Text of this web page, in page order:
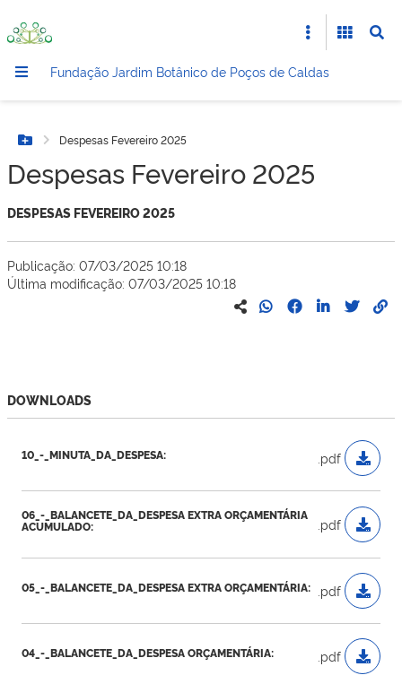
Fundação Jardim Botânico de Poços de Caldas
Botão Menu
Despesas Fevereiro 2025
Despesas Fevereiro 2025
DESPESAS FEVEREIRO 2025
Publicação: 07/03/2025 10:18
Última modificação: 07/03/2025 10:18
DOWNLOADS
10_-_MINUTA_DA_DESPESA: .pdf
06_-_BALANCETE_DA_DESPESA EXTRA ORÇAMENTÁRIA
ACUMULADO:
.pdf
05_-_BALANCETE_DA_DESPESA EXTRA ORÇAMENTÁRIA: .pdf
04_-_BALANCETE_DA_DESPESA ORÇAMENTÁRIA: .pdf